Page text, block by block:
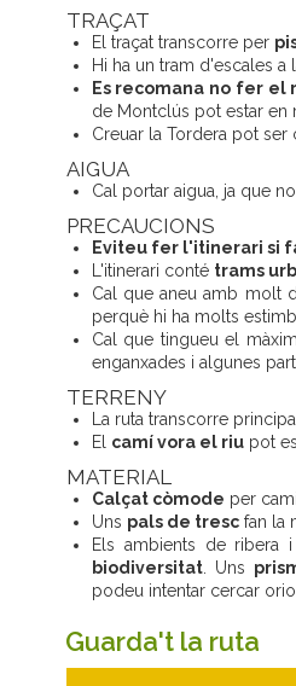
TRAÇAT
El traçat transcorre per
Hi ha un tram d'escales a
Es recomana no fer
de Montclús pot estar en
Creuar la Tordera pot
AIGUA
Cal portar aigua, ja que
PRECAUCIONS
Eviteu fer l'itinerari si
L'itinerari conté trams
Cal que aneu amb molt
perquè hi ha molts
Cal que tingueu el
enganxades i algunes
TERRENY
La ruta transcorre
El camí vora el riupot
MATERIAL
Calçat còmode per
Uns pals de trescfan la
Els ambients de ribera
biodiversitat. Uns
podeu intentar cercar
Guarda't la ruta